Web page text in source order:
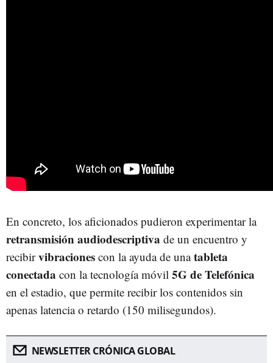
En concreto, los aficionados pudieron experimentar la
retransmisión audiodescriptiva de un encuentro y
recibirvibraciones con la ayuda de unatableta
conectada con la tecnología móvil 5G de Telefónica
en el estadio, que permite recibir los contenidos sin
apenas latencia o retardo (150 milisegundos).
NEWSLETTER CRÓNICA GLOBAL